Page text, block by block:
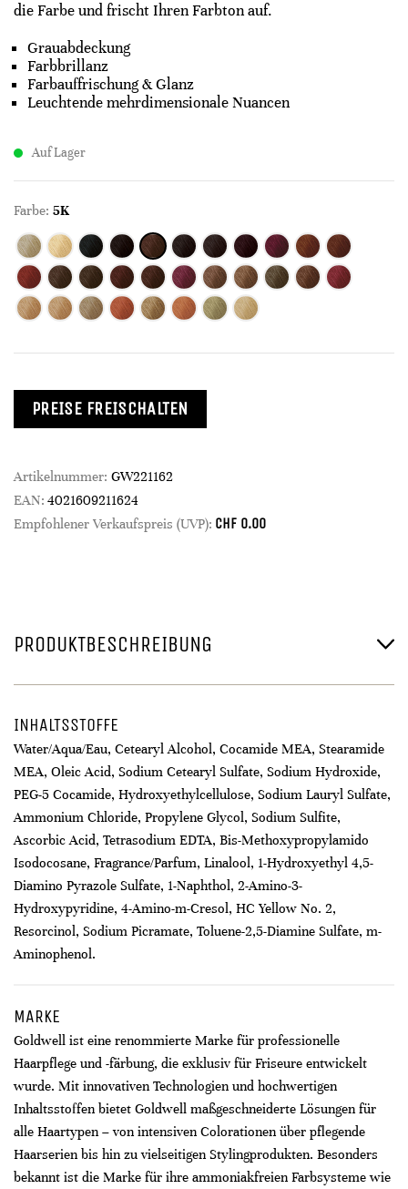
die Farbe und frischt Ihren Farbton auf.
Grauabdeckung
Farbbrillanz
Farbauffrischung & Glanz
Leuchtende mehrdimensionale Nuancen
Auf Lager
Farbe: 5K
PREISE FREISCHALTEN
Artikelnummer: GW221162
EAN: 4021609211624
Empfohlener Verkaufspreis (UVP): CHF 0.00
PRODUKTBESCHREIBUNG
INHALTSSTOFFE
Water/Aqua/Eau, Cetearyl Alcohol, Cocamide MEA, Stearamide
MEA, Oleic Acid, Sodium Cetearyl Sulfate, Sodium Hydroxide,
PEG-5 Cocamide, Hydroxyethylcellulose, Sodium Lauryl Sulfate,
Ammonium Chloride, Propylene Glycol, Sodium Sulfite,
Ascorbic Acid, Tetrasodium EDTA, Bis-Methoxypropylamido
Isodocosane, Fragrance/Parfum, Linalool, 1-Hydroxyethyl 4,5-
Diamino Pyrazole Sulfate, 1-Naphthol, 2-Amino-3-
Hydroxypyridine, 4-Amino-m-Cresol, HC Yellow No. 2,
Resorcinol, Sodium Picramate, Toluene-2,5-Diamine Sulfate, m-
Aminophenol.
MARKE
Goldwell ist eine renommierte Marke für professionelle
Haarpflege und -färbung, die exklusiv für Friseure entwickelt
wurde. Mit innovativen Technologien und hochwertigen
Inhaltsstoffen bietet Goldwell maßgeschneiderte Lösungen für
alle Haartypen – von intensiven Colorationen über pflegende
Haarserien bis hin zu vielseitigen Stylingprodukten. Besonders
bekannt ist die Marke für ihre ammoniakfreien Farbsysteme wie